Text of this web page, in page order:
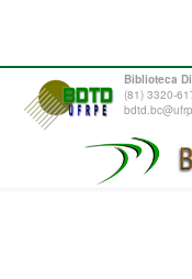
Biblioteca
(81) 3320-